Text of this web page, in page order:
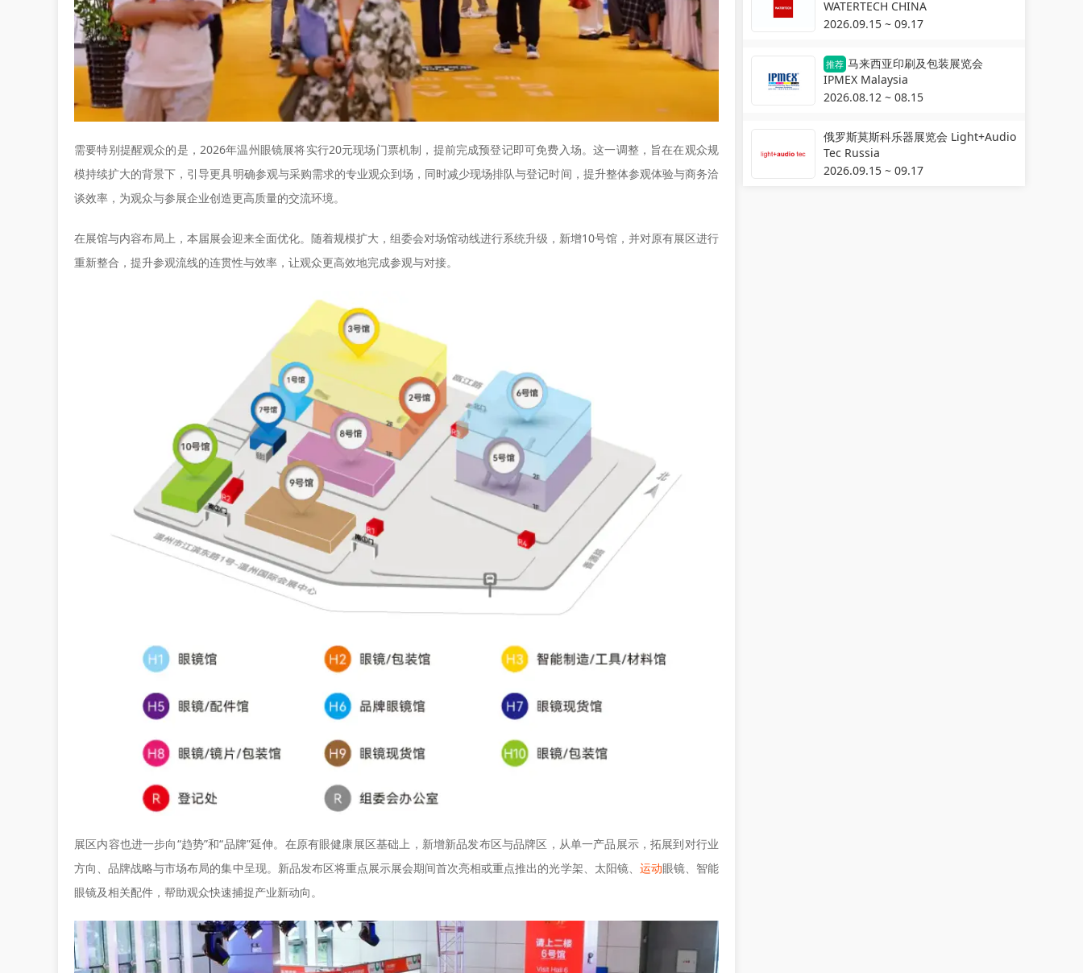
需要特别提醒观众的是，2026年温州眼镜展将实行20元现场门票机制，提前完成预登记即可免费入场。这一调整，旨在在观众规
模持续扩大的背景下，引导更具明确参观与采购需求的专业观众到场，同时减少现场排队与登记时间，提升整体参观体验与商务洽
谈效率，为观众与参展企业创造更高质量的交流环境。
在展馆与内容布局上，本届展会迎来全面优化。随着规模扩大，组委会对场馆动线进行系统升级，新增10号馆，并对原有展区进行
重新整合，提升参观流线的连贯性与效率，让观众更高效地完成参观与对接。
展区内容也进一步向“趋势”和“品牌”延伸。在原有眼健康展区基础上，新增新品发布区与品牌区，从单一产品展示，拓展到对行业
方向、品牌战略与市场布局的集中呈现。新品发布区将重点展示展会期间首次亮相或重点推出的光学架、太阳镜、 运动眼镜、智能
眼镜及相关配件，帮助观众快速捕捉产业新动向。
WATERTECH CHINA
2026.09.15 ~ 09.17
推荐 马来西亚印刷及包装展览会
IPMEX Malaysia
2026.08.12 ~ 08.15
俄罗斯莫斯科乐器展览会 Light+Audio
Tec Russia
2026.09.15 ~ 09.17